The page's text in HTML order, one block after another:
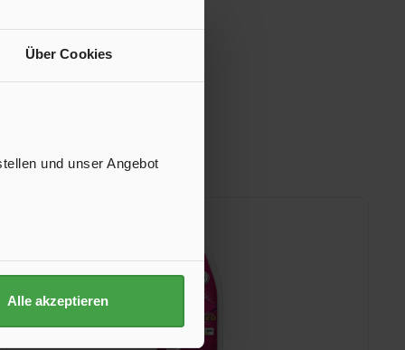
Über Cookies
und unser Angebot
Alle akzeptieren